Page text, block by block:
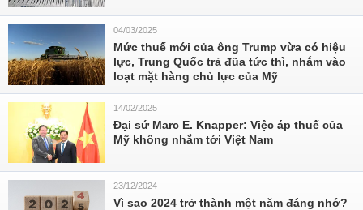
04/03/2025
Mức thuế mới của ông Trump vừa có hiệu
lực, Trung Quốc trả đũa tức thì, nhắm vào
loạt mặt hàng chủ lực của Mỹ
14/02/2025
Đại sứ Marc E. Knapper: Việc áp thuế của
Mỹ không nhắm tới Việt Nam
23/12/2024
Vì sao 2024 trở thành một năm đáng nhớ?